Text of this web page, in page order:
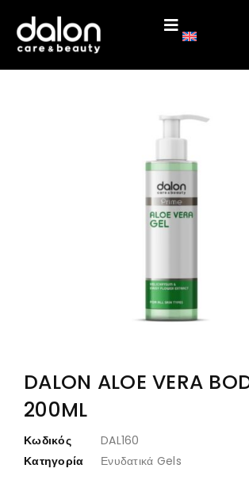
DALON ALOE VERA
200ML
Κωδικός
DAL160
Κατηγορία
Ενυδατικά Gels